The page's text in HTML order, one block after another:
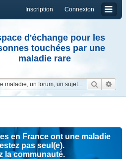
Connexion
Inscription
d'échange pour les
touchées par une
maladie rare
en France ont une maladie
pas seul(e).
la communauté.